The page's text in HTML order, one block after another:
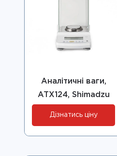
Аналітичні ваги,
ATX124, Shimadzu
Дізнатись ціну